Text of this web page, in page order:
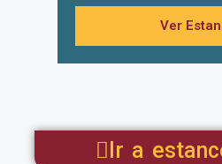
Ver
Ir a